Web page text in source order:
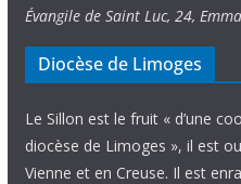
Évangile de Saint Luc, 24,
Diocèse de Limoges
Le Sillon est le fruit « d’une
diocèse de Limoges », il est
Vienne et en Creuse. Il est